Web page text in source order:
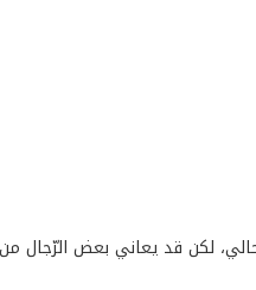
لكن قد يعاني بعض